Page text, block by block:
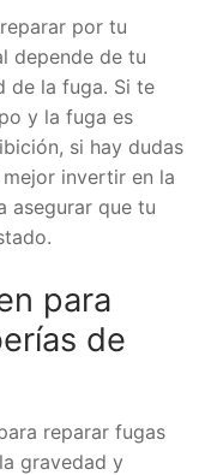
por tu
depende de tu
de la fuga. Si te
y la fuga es
si hay dudas
invertir en la
asegurar que tu
para
de
reparar fugas
gravedad y